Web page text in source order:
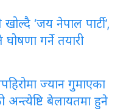
खोल्दै ‘जय नेपाल पार्टी’,
गर्ने तयारी
ज्यान गुमाएका
अन्त्येष्टि बेलायतमा हुने